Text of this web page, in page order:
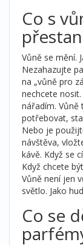
Co s
Vůně se mění.
Nezahazujte
na „vůně pro
nechcete
nářadím. Vůně
potřebovat,
Nebo je
návštěva,
kávě. Když se
Když chcete
Vůně není jen
světlo. Jako
Co se